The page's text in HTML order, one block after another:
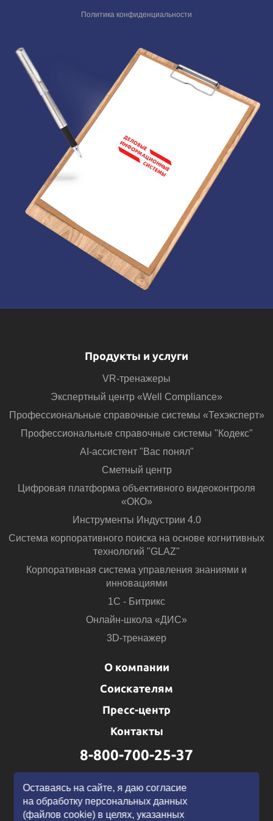
Политика конфиденциальности
Продукты и услуги
VR-тренажеры
Экспертный центр «Well Compliance»
Профессиональные справочные системы «Техэксперт»
Профессиональные справочные системы "Кодекс"
AI-ассистент "Вас понял"
Сметный центр
Цифровая платформа объективного видеоконтроля
«ОКО»
Инструменты Индустрии 4.0
Система корпоративного поиска на основе когнитивных
технологий "GLAZ"
Корпоративная система управления знаниями и
инновациями
1С - Битрикс
Онлайн-школа «ДИС»
3D-тренажер
О компании
Соискателям
Пресс-центр
Контакты
8-800-700-25-37
Оставаясь на сайте, я даю согласие
на обработку персональных данных
(файлов cookie) в целях, указанных